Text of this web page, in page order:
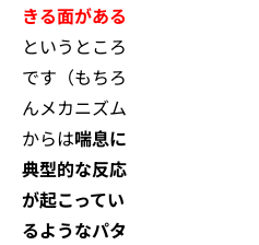
きる面がある
というところ
です（もちろ
んメカニズム
からは喘息に
典型的な反応
が起こってい
るようなパタ